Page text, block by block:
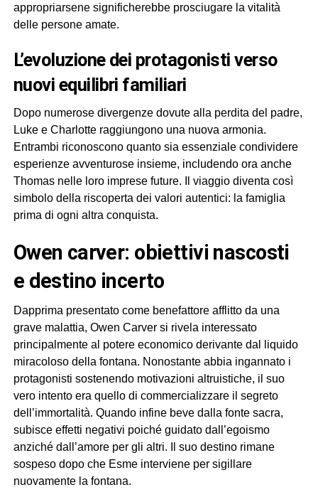
appropriarsene significherebbe prosciugare la vitalità
delle persone amate.
L’evoluzione dei protagonisti verso
nuovi equilibri familiari
Dopo numerose divergenze dovute alla perdita del padre,
Luke e Charlotte raggiungono una nuova armonia.
Entrambi riconoscono quanto sia essenziale condividere
esperienze avventurose insieme, includendo ora anche
Thomas nelle loro imprese future. Il viaggio diventa così
simbolo della riscoperta dei valori autentici: la famiglia
prima di ogni altra conquista.
owen carver: obiettivi nascosti
e destino incerto
Dapprima presentato come benefattore afflitto da una
grave malattia, Owen Carver si rivela interessato
principalmente al potere economico derivante dal liquido
miracoloso della fontana. Nonostante abbia ingannato i
protagonisti sostenendo motivazioni altruistiche, il suo
vero intento era quello di commercializzare il segreto
dell’immortalità. Quando infine beve dalla fonte sacra,
subisce effetti negativi poiché guidato dall’egoismo
anziché dall’amore per gli altri. Il suo destino rimane
sospeso dopo che Esme interviene per sigillare
nuovamente la fontana.